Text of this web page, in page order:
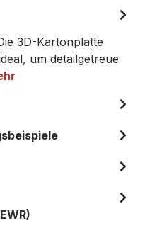
3D-Kartonplatte
um detailgetreue